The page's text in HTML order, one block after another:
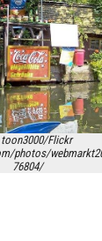
Flickr
photos/
76804/